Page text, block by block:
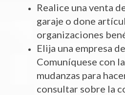
Realice una venta
garaje o done
organizaciones
Elija una empresa
Comuníquese con
mudanzas para
consultar sobre la